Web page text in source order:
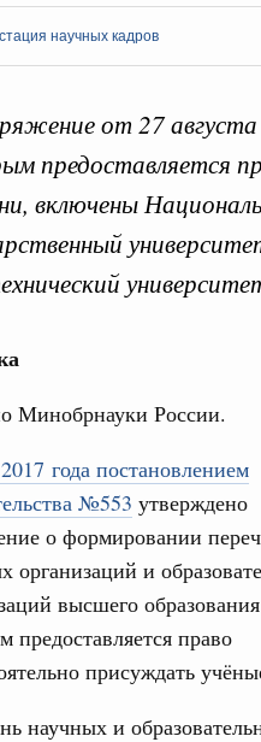
научных кадров
от 27
предоставляется
включены
Минобрнауки России.
года постановлением
№553 утверждено
о формировании
организаций и
высшего
предоставляется право
присуждать
научных и
программы
со справками к
поручения по
о
5 августа, среда
труда и
поручения по
посвящённой